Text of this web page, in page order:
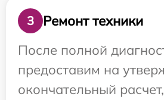
3
Ремонт техники
После полной
предоставим на
окончательный